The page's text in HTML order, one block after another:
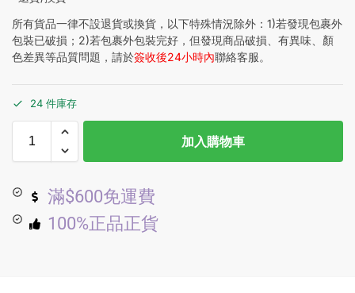
所有貨品一律不設退貨或換貨，以下特殊情況除外：1)若發現包裹外
包裝已破損；2)若包裹外包裝完好，但發現商品破損、有異味、顏
色差異等品質問題，請於簽收後24小時內聯絡客服。
24 件庫存
加入購物車
滿$600免運費
100%正品正貨